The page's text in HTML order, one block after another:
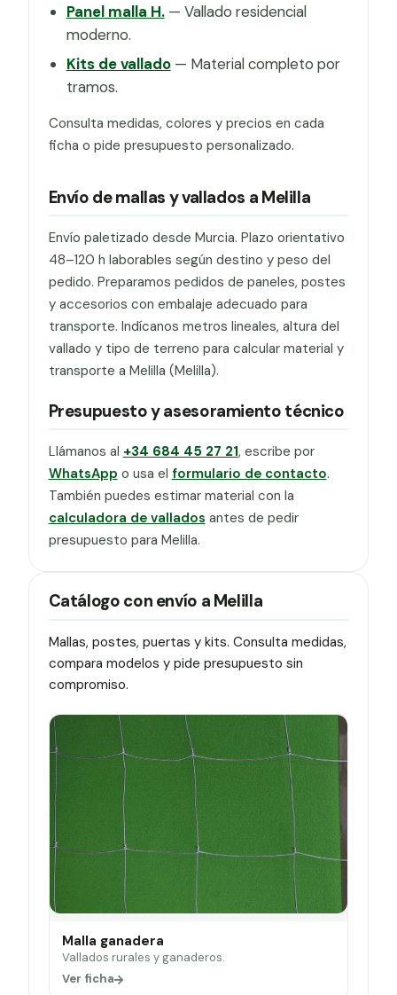
Panel malla H.— Vallado residencial
moderno.
Kits de vallado— Material completo por
tramos.
Consulta medidas, colores y precios en cada
ficha o pide presupuesto personalizado.
Envío de mallas y vallados a Melilla
Envío paletizado desde Murcia. Plazo orientativo
48–120 h laborables según destino y peso del
pedido. Preparamos pedidos de paneles, postes
y accesorios con embalaje adecuado para
transporte. Indícanos metros lineales, altura del
vallado y tipo de terreno para calcular material y
transporte a Melilla (Melilla).
Presupuesto y asesoramiento técnico
Llámanos al +34 684 45 27 21, escribe por
WhatsApp o usa el formulario de contacto.
También puedes estimar material con la
calculadora de vallados antes de pedir
presupuesto para Melilla.
Catálogo con envío a Melilla
Mallas, postes, puertas y kits. Consulta medidas,
compara modelos y pide presupuesto sin
compromiso.
Malla ganadera
Vallados rurales y ganaderos.
Ver ficha